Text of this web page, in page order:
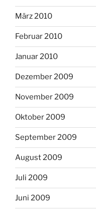
März 2010
Februar 2010
Januar 2010
Dezember 2009
November 2009
Oktober 2009
September 2009
August 2009
Juli 2009
Juni 2009